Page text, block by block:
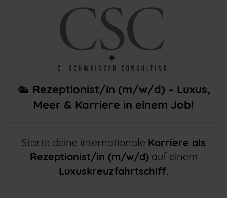
🛳️ Rezeptionist/in (m/w/d) – Luxus,
Meer & Karriere in einem Job!
Starte deine internationale Karriere als
Rezeptionist/in (m/w/d)auf einem
Luxuskreuzfahrtschiff.